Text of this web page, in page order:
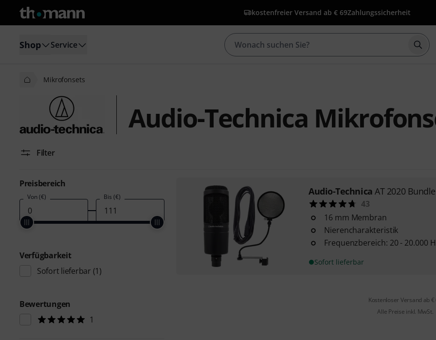
kostenfreier Versand ab € 69Zahlungssicherheit
Shop Service
Mikrofonsets
Audio-Technica
Filter
Preisbereich
Von (€) Bis (€)
Verfügbarkeit
Sofort lieferbar (1)
Bewertungen
1
Audio-Technica AT 2020 Bundle
43
16 mm Membran
Nierencharakteristik
Frequenzbereich: 20 - 20.000
Sofort lieferbar
Kostenloser Versand ab €
Alle Preise inkl. MwSt.